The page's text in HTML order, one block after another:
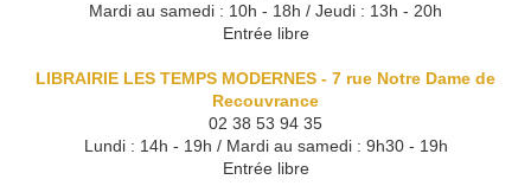
Mardi au samedi : 10h - 18h / Jeudi : 13h - 20h
Entrée libre
LIBRAIRIE LES TEMPS MODERNES - 7 rue Notre Dame de
Recouvrance
02 38 53 94 35
Lundi : 14h - 19h / Mardi au samedi : 9h30 - 19h
Entrée libre